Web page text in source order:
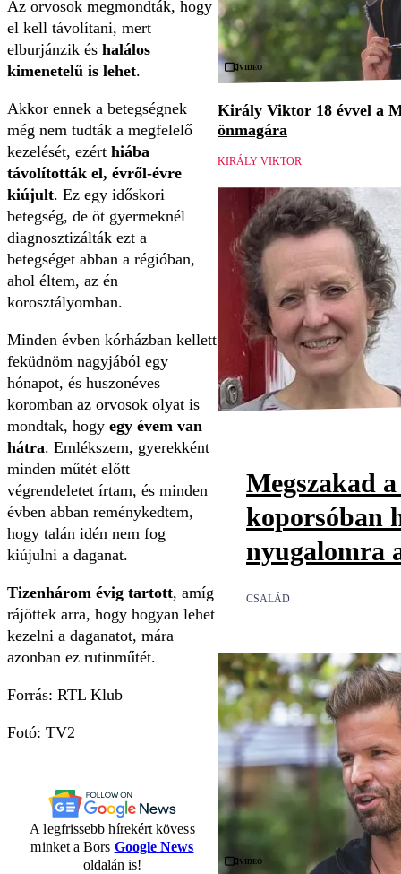
Az orvosok megmondták, hogy
el kell távolítani, mert
elburjánzik és halálos
kimenetelű is lehet.
Akkor ennek a betegségnek
még nem tudták a megfelelő
kezelését, ezért hiába
távolították el, évről-évre
kiújult. Ez egy időskori
betegség, de öt gyermeknél
diagnosztizálták ezt a
betegséget abban a régióban,
ahol éltem, az én
korosztályomban.
Minden évben kórházban kellett
feküdnöm nagyjából egy
hónapot, és huszonéves
koromban az orvosok olyat is
mondtak, hogy egy évem van
hátra. Emlékszem, gyerekként
minden műtét előtt
végrendeletet írtam, és minden
évben abban reménykedtem,
hogy talán idén nem fog
kiújulni a daganat.
Tizenhárom évig tartott, amíg
rájöttek arra, hogy hogyan lehet
kezelni a daganatot, mára
azonban ez rutinműtét.
Forrás: RTL Klub
Fotó: TV2
A legfrissebb hírekért kövess
minket a Bors Google News
oldalán is!
Videó
Király Viktor 18 évvel a
önmagára
KIRÁLY VIKTOR
Megszakad
koporsóban
nyugalomra
CSALÁD
Videó